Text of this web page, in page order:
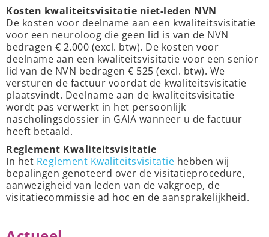
Kosten kwaliteitsvisitatie niet-leden NVN
De kosten voor deelname aan een kwaliteitsvisitatie
voor een neuroloog die geen lid is van de NVN
bedragen € 2.000 (excl. btw). De kosten voor
deelname aan een kwaliteitsvisitatie voor een senior
lid van de NVN bedragen € 525 (excl. btw). We
versturen de factuur voordat de kwaliteitsvisitatie
plaatsvindt. Deelname aan de kwaliteitsvisitatie
wordt pas verwerkt in het persoonlijk
nascholingsdossier in GAIA wanneer u de factuur
heeft betaald.
Reglement Kwaliteitsvisitatie
In het Reglement Kwaliteitsvisitatie hebben wij
bepalingen genoteerd over de visitatieprocedure,
aanwezigheid van leden van de vakgroep, de
visitatiecommissie ad hoc en de aansprakelijkheid.